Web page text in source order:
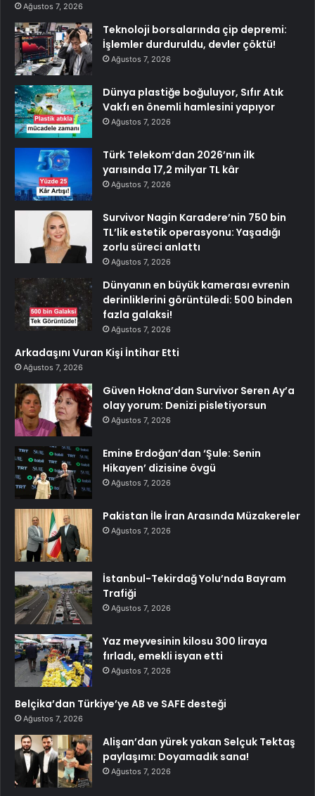
Ağustos 7, 2026
Teknoloji borsalarında çip depremi:
İşlemler durduruldu, devler çöktü!
Ağustos 7, 2026
Dünya plastiğe boğuluyor, Sıfır Atık
Vakfı en önemli hamlesini yapıyor
Ağustos 7, 2026
Türk Telekom’dan 2026’nın ilk
yarısında 17,2 milyar TL kâr
Ağustos 7, 2026
Survivor Nagin Karadere’nin 750 bin
TL’lik estetik operasyonu: Yaşadığı
zorlu süreci anlattı
Ağustos 7, 2026
Dünyanın en büyük kamerası evrenin
derinliklerini görüntüledi: 500 binden
fazla galaksi!
Ağustos 7, 2026
Arkadaşını Vuran Kişi İntihar Etti
Ağustos 7, 2026
Güven Hokna’dan Survivor Seren Ay’a
olay yorum: Denizi pisletiyorsun
Ağustos 7, 2026
Emine Erdoğan’dan ‘Şule: Senin
Hikayen’ dizisine övgü
Ağustos 7, 2026
Pakistan İle İran Arasında Müzakereler
Ağustos 7, 2026
İstanbul-Tekirdağ Yolu’nda Bayram
Trafiği
Ağustos 7, 2026
Yaz meyvesinin kilosu 300 liraya
fırladı, emekli isyan etti
Ağustos 7, 2026
Belçika’dan Türkiye’ye AB ve SAFE desteği
Ağustos 7, 2026
Alişan’dan yürek yakan Selçuk Tektaş
paylaşımı: Doyamadık sana!
Ağustos 7, 2026